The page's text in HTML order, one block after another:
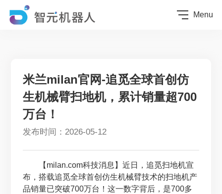
Menu
米兰milan官网-追觅全球首创仿
生机械臂扫地机，累计销量超700
万台！
发布时间：2026-05-12
【milan.com科技消息】近日，追觅扫地机宣
布，搭载追觅全球首创仿生机械臂技术的扫地机产
品销量已突破700万台！这一数字背后，是700多